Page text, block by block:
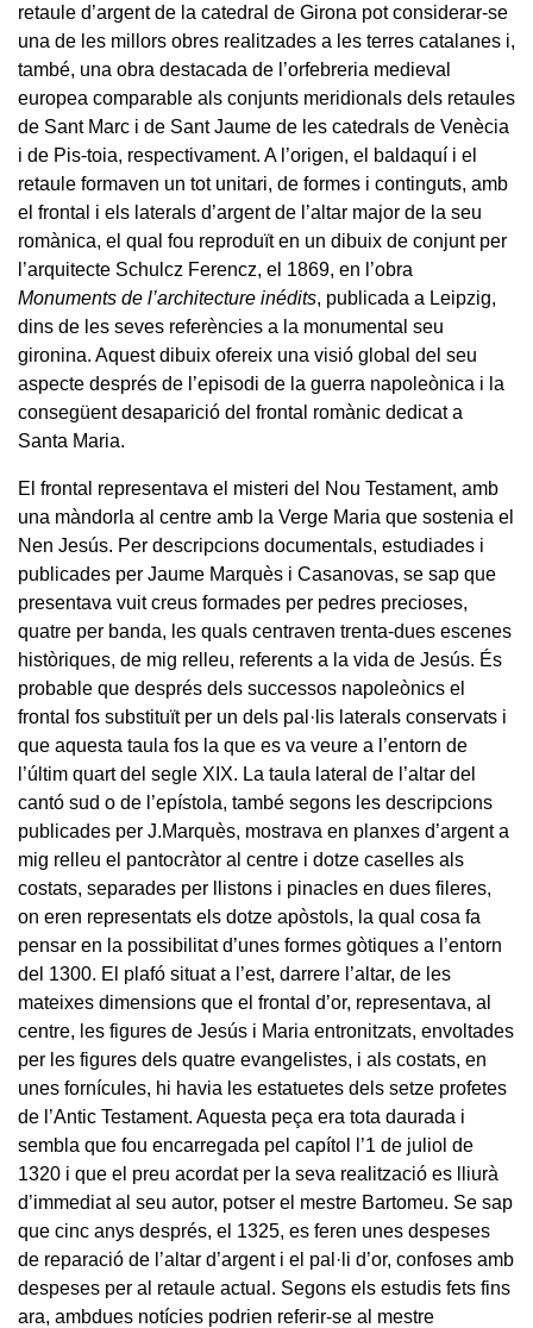
retaule d’argent de la catedral de Girona pot considerar-se
una de les millors obres realitzades a les terres catalanes i,
també, una obra destacada de l’orfebreria medieval
europea comparable als conjunts meridionals dels retaules
de Sant Marc i de Sant Jaume de les catedrals de Venècia
i de Pis-toia, respectivament. A l’origen, el baldaquí i el
retaule formaven un tot unitari, de formes i continguts, amb
el frontal i els laterals d’argent de l’altar major de la seu
romànica, el qual fou reproduït en un dibuix de conjunt per
l’arquitecte Schulcz Ferencz, el 1869, en l’obra
Monuments de l’architecture inédits, publicada a Leipzig,
dins de les seves referències a la monumental seu
gironina. Aquest dibuix ofereix una visió global del seu
aspecte després de l’episodi de la guerra napoleònica i la
consegüent desaparició del frontal romànic dedicat a
Santa Maria.
El frontal representava el misteri del Nou Testament, amb
una màndorla al centre amb la Verge Maria que sostenia el
Nen Jesús. Per descripcions documentals, estudiades i
publicades per Jaume Marquès i Casanovas, se sap que
presentava vuit creus formades per pedres precioses,
quatre per banda, les quals centraven trenta-dues escenes
històriques, de mig relleu, referents a la vida de Jesús. És
probable que després dels successos napoleònics el
frontal fos substituït per un dels pal·lis laterals conservats i
que aquesta taula fos la que es va veure a l’entorn de
l’últim quart del segle XIX. La taula lateral de l’altar del
cantó sud o de l’epístola, també segons les descripcions
publicades per J.Marquès, mostrava en planxes d’argent a
mig relleu el pantocràtor al centre i dotze caselles als
costats, separades per llistons i pinacles en dues fileres,
on eren representats els dotze apòstols, la qual cosa fa
pensar en la possibilitat d’unes formes gòtiques a l’entorn
del 1300. El plafó situat a l’est, darrere l’altar, de les
mateixes dimensions que el frontal d’or, representava, al
centre, les figures de Jesús i Maria entronitzats, envoltades
per les figures dels quatre evangelistes, i als costats, en
unes fornícules, hi havia les estatuetes dels setze profetes
de l’Antic Testament. Aquesta peça era tota daurada i
sembla que fou encarregada pel capítol l’1 de juliol de
1320 i que el preu acordat per la seva realització es lliurà
d’immediat al seu autor, potser el mestre Bartomeu. Se sap
que cinc anys després, el 1325, es feren unes despeses
de reparació de l’altar d’argent i el pal·li d’or, confoses amb
despeses per al retaule actual. Segons els estudis fets fins
ara, ambdues notícies podrien referir-se al mestre